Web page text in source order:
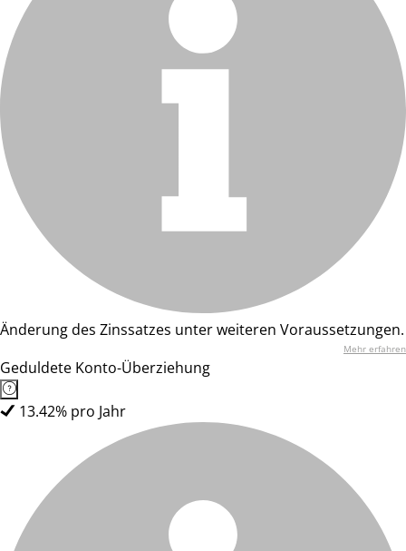
Änderung des Zinssatzes unter weiteren Voraussetzungen.
Mehr erfahren
Geduldete Konto-Überziehung
13.42% pro Jahr